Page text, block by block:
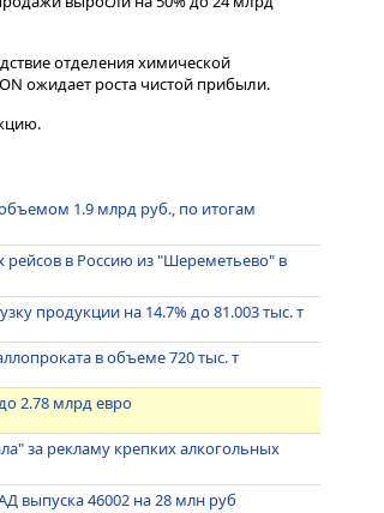
отделения химической
ожидает роста чистой прибыли.
1.9 млрд руб., по итогам
рейсов в Россию из "Шереметьево" в
продукции на 14.7% до 81.003 тыс. т
в объеме 720 тыс. т
2.78 млрд евро
за рекламу крепких алкогольных
выпуска 46002 на 28 млн руб